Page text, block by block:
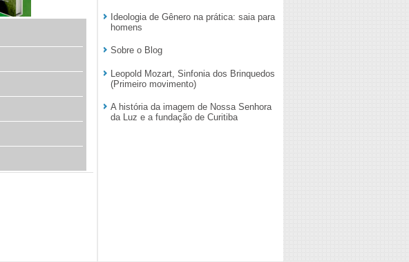
Ideologia de Gênero na prática: saia para
homens
Sobre o Blog
Leopold Mozart, Sinfonia dos Brinquedos
(Primeiro movimento)
A história da imagem de Nossa Senhora
da Luz e a fundação de Curitiba